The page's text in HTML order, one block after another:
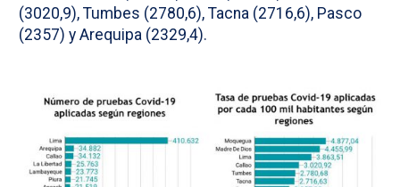
(3020,9), Tumbes (2780,6), Tacna (2716,6), Pasco
(2357) y Arequipa (2329,4).